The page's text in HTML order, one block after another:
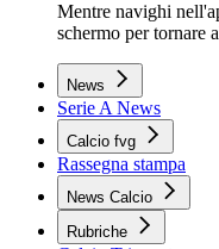
Mentre navighi
schermo per tornare
News
Serie A News
Calcio fvg
Rassegna stampa
News Calcio
Rubriche